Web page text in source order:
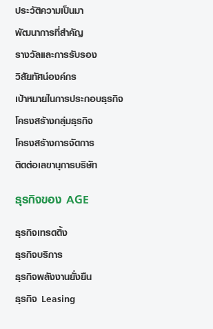
ประวัติความเป็นมา
พัฒนาการที่สำคัญ
รางวัลและการรับรอง
วิสัยทัศน์องค์กร
เป้าหมายในการประกอบธุรกิจ
โครงสร้างกลุ่มธุรกิจ
โครงสร้างการจัดการ
ติดต่อเลขานุการบริษัท
ธุรกิจของ AGE
ธุรกิจเทรดดิ้ง
ธุรกิจบริการ
ธุรกิจพลังงานยั่งยืน
ธุรกิจ Leasing